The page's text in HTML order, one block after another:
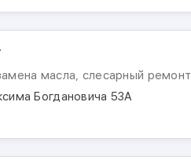
масла, слесарный ремонт
Богдановича 53А